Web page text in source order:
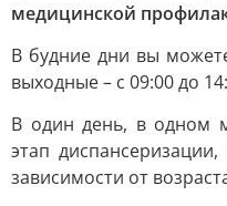
медицинской
В будние дни вы
выходные – с 09:00 до
В один день, в одном
этап
зависимости от